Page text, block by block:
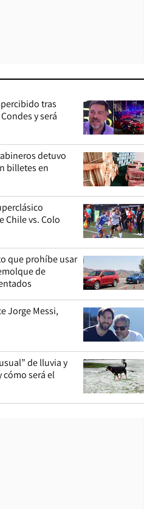
tras
y será
detuvo
billetes en
Chile vs. Colo
que prohíbe usar
de
Jorge Messi,
de lluvia y
cómo será el